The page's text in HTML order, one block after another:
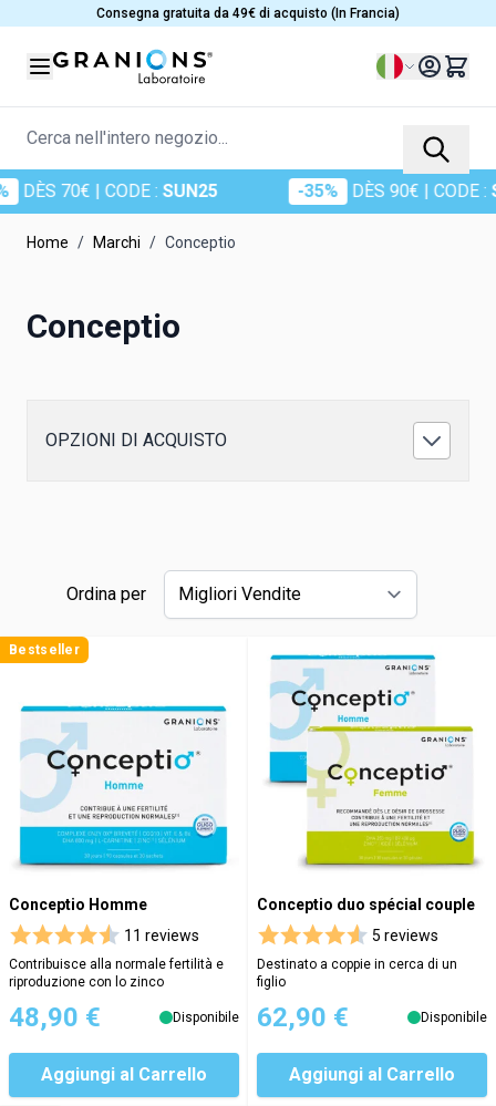
Salta al contenutoConsegna gratuita da 49€ di acquisto (In Francia)
Lingua
Cerca nell'intero negozio...
70€| CODE :SUN25 -35% DÈS 90€| CODE :
Home / Marchi / Conceptio
Conceptio
OPZIONI DI ACQUISTO
Ordina per
Bestseller
Conceptio Homme
11 reviews
Contribuisce alla normale fertilità e
riproduzione con lo zinco
48,90 € Disponibile
Aggiungi al Carrello
Conceptio duo spécial couple
5 reviews
Destinato a coppie in cerca di un
figlio
62,90 € Disponibile
Aggiungi al Carrello